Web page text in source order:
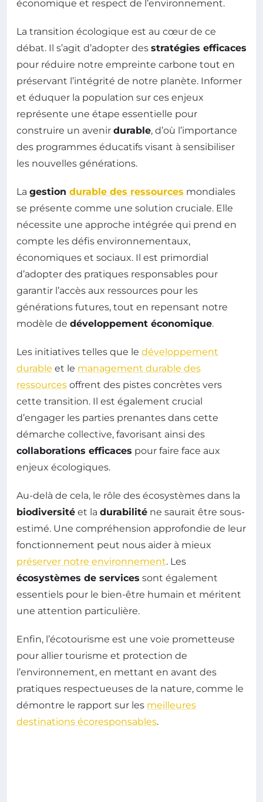
économique et respect de l’environnement.
La transition écologique est au cœur de ce
débat. Il s’agit d’adopter des stratégies efficaces
pour réduire notre empreinte carbone tout en
préservant l’intégrité de notre planète. Informer
et éduquer la population sur ces enjeux
représente une étape essentielle pour
construire un avenir durable, d’où l’importance
des programmes éducatifs visant à sensibiliser
les nouvelles générations.
La gestion durable des ressources mondiales
se présente comme une solution cruciale. Elle
nécessite une approche intégrée qui prend en
compte les défis environnementaux,
économiques et sociaux. Il est primordial
d’adopter des pratiques responsables pour
garantir l’accès aux ressources pour les
générations futures, tout en repensant notre
modèle de développement économique.
Les initiatives telles que le développement
durable et le management durable des
ressources offrent des pistes concrètes vers
cette transition. Il est également crucial
d’engager les parties prenantes dans cette
démarche collective, favorisant ainsi des
collaborations efficaces pour faire face aux
enjeux écologiques.
Au-delà de cela, le rôle des écosystèmes dans la
biodiversité et la durabilité ne saurait être sous-
estimé. Une compréhension approfondie de leur
fonctionnement peut nous aider à mieux
préserver notre environnement. Les
écosystèmes de services sont également
essentiels pour le bien-être humain et méritent
une attention particulière.
Enfin, l’écotourisme est une voie prometteuse
pour allier tourisme et protection de
l’environnement, en mettant en avant des
pratiques respectueuses de la nature, comme le
démontre le rapport sur les meilleures
destinations écoresponsables.